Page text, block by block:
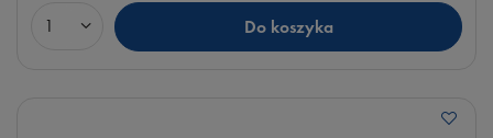
Ilość produktów Do koszyka